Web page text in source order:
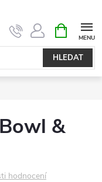
HLEDAT
NÁKUPNÍ
KOŠÍK
&
hodnocení